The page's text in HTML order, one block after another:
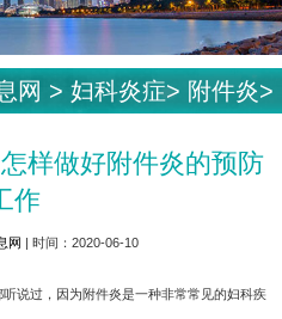
网 > 妇科炎症> 附件炎>
样做好附件炎的预防
作
网 | 时间：2020-06-10
说过，因为附件炎是一种非常常见的妇科疾